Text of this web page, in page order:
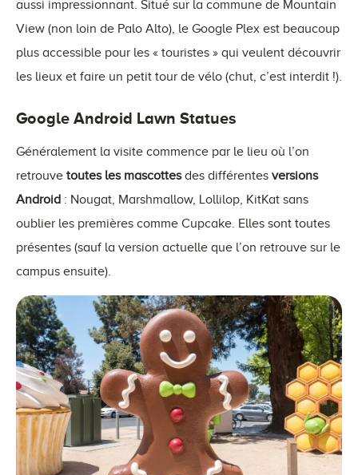
aussi impressionnant. Situé sur la commune de Mountain
View (non loin de Palo Alto), le Google Plex est beaucoup
plus accessible pour les « touristes » qui veulent découvrir
les lieux et faire un petit tour de vélo (chut, c’est interdit !).
Google Android Lawn Statues
Généralement la visite commence par le lieu où l’on
retrouve toutes les mascottesdes différentes versions
Android : Nougat, Marshmallow, Lollilop, KitKat sans
oublier les premières comme Cupcake. Elles sont toutes
présentes (sauf la version actuelle que l’on retrouve sur le
campus ensuite).